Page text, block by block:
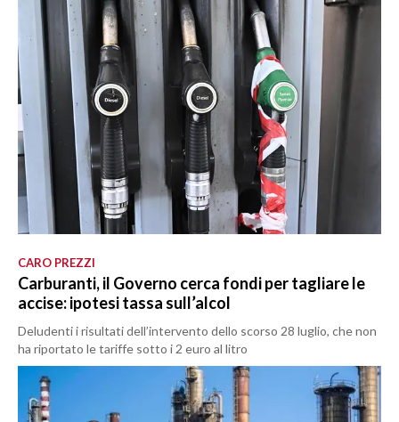
CARO PREZZI
Carburanti, il Governo cerca fondi per tagliare le
accise: ipotesi tassa sull’alcol
Deludenti i risultati dell’intervento dello scorso 28 luglio, che non
ha riportato le tariffe sotto i 2 euro al litro